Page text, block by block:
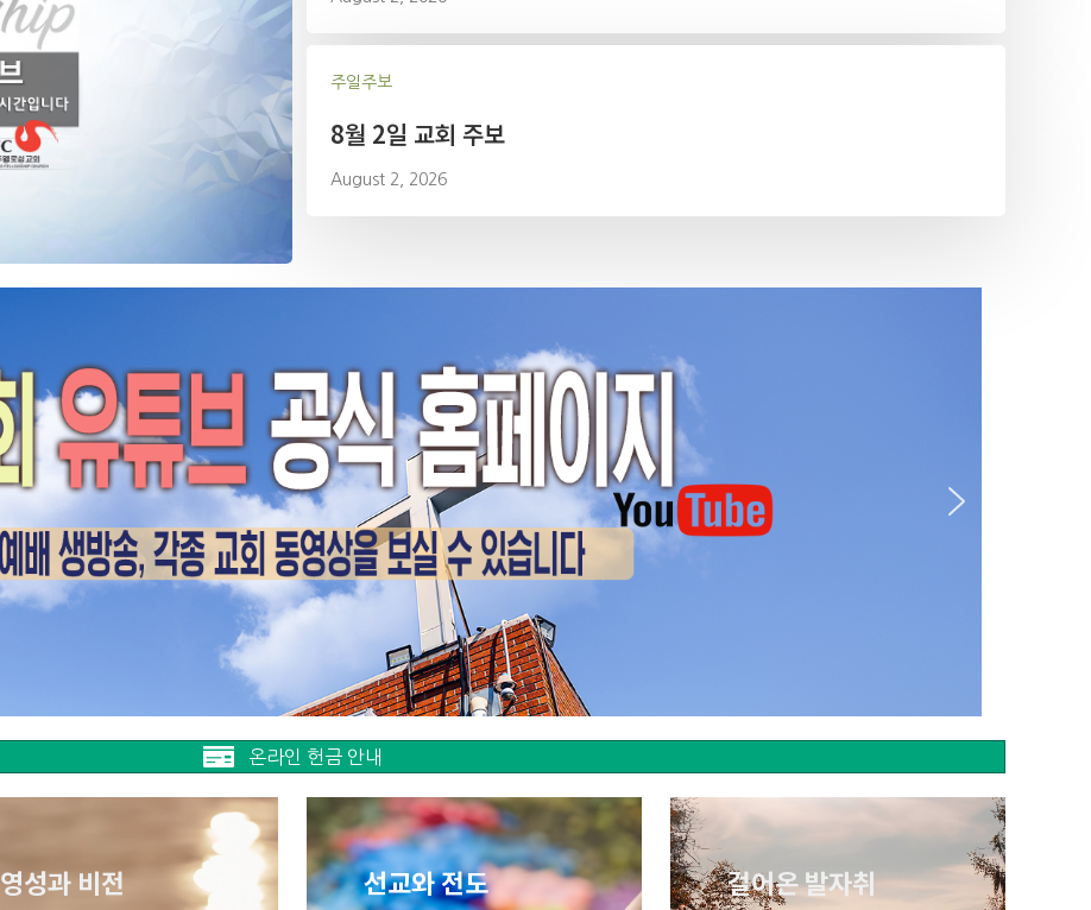
주일주보
8월 2일 교회 주보
August 2, 2026
온라인 헌금 안내
영성과 비전 선교와 전도 걸어온 발자취